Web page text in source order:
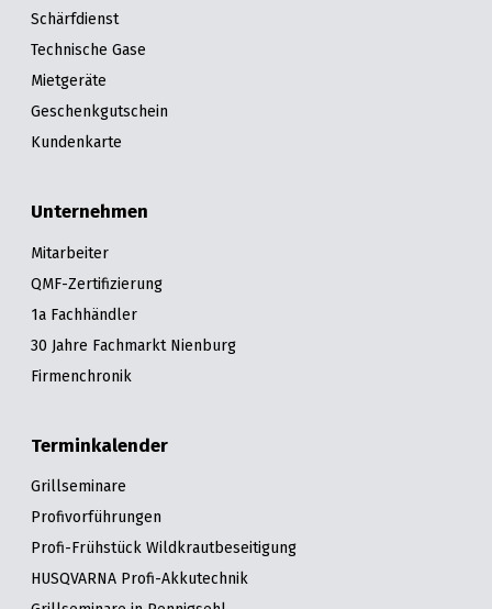
Schärfdienst
Technische Gase
Mietgeräte
Geschenkgutschein
Kundenkarte
Unternehmen
Mitarbeiter
QMF-Zertifizierung
1a Fachhändler
30 Jahre Fachmarkt Nienburg
Firmenchronik
Terminkalender
Grillseminare
Profivorführungen
Profi-Frühstück Wildkrautbeseitigung
HUSQVARNA Profi-Akkutechnik